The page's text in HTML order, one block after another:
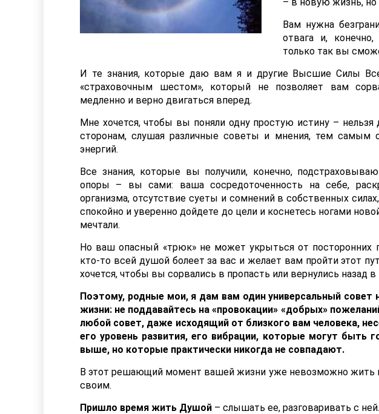
Вам нужна
отвага и,
только так вы
И те знания, которые даю вам я и другие Высшие Силы
«страховочным шестом», который не позволяет вам
медленно и верно двигаться вперед.
Мне хочется, чтобы вы поняли одну простую истину – нельзя
сторонам, слушая различные советы и мнения, тем самым
энергий.
Все знания, которые вы получили, конечно,
опоры – вы сами: ваша сосредоточенность на себе,
организма, отсутствие суеты и сомнений в собственных
спокойно и уверенно дойдете до цели и коснетесь ногами
мечтали.
Но ваш опасный «трюк» не может укрыться от посторонних
кто-то всей душой болеет за вас и желает вам пройти этот
хочется, чтобы вы сорвались в пропасть или вернулись назад
Поэтому, родные мои, я дам вам один универсальный совет
жизни: не поддавайтесь на «провокации» «добрых»
любой совет, даже исходящий от близкого вам человека,
его уровень развития, его вибрации, которые могут быть
выше, но которые практически никогда не совпадают.
В этот решающий момент вашей жизни уже невозможно жить
своим.
Пришло время жить Душой – слышать ее, разговаривать с